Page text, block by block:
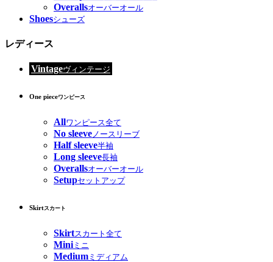
Overallsオーバーオール
Shoesシューズ
レディース
Vintageヴィンテージ
One pieceワンピース
Allワンピース全て
No sleeveノースリーブ
Half sleeve半袖
Long sleeve長袖
Overallsオーバーオール
Setupセットアップ
Skirtスカート
Skirtスカート全て
Miniミニ
Medium ミディアム